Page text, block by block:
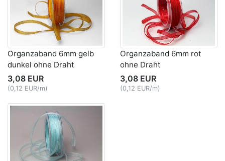
Organzaband 6mm gelb
dunkel ohne Draht
3,08 EUR
(0,12 EUR/m)
Organzaband 6mm rot
ohne Draht
3,08 EUR
(0,12 EUR/m)